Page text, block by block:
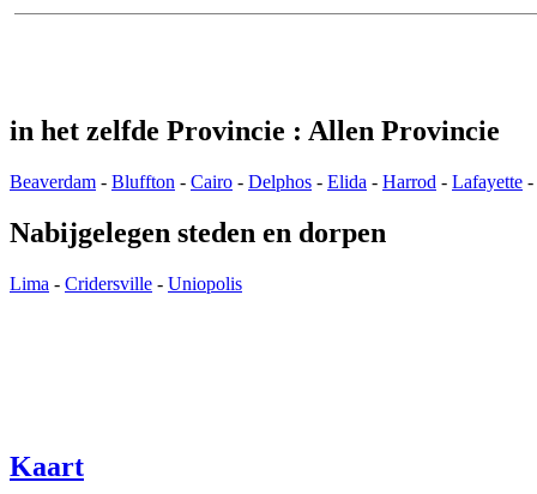
in het zelfde Provincie : Allen Provincie
Beaverdam - Bluffton - Cairo - Delphos - Elida - Harrod - Lafayette -
Nabijgelegen steden en dorpen
Lima - Cridersville - Uniopolis
Kaart